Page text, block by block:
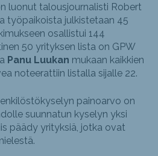
luonut talousjournalisti Robert
työpaikoista julkistetaan 45
osallistui 144
50 yrityksen lista on GPW
Panu Luukan mukaan kaikkien
noteerattiin listalla sijalle 22.
painoarvo on
suunnatun kyselyn yksi
päädy yrityksiä, jotka ovat